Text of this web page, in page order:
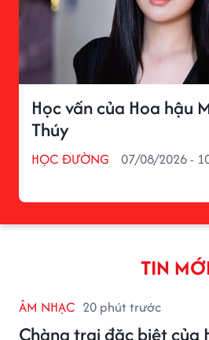
Học vấn của Hoa hậu
Thúy
HỌC ĐƯỜNG 07/08/2026 -
TIN
ÂM NHẠC 20 phút trước
Chàng trai đặc biệt của